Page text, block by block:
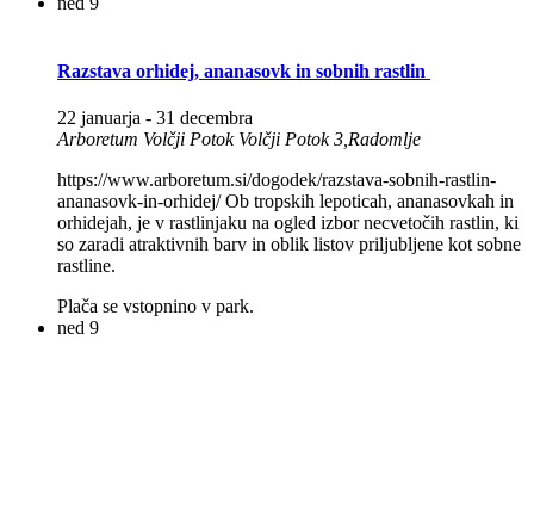
Razstava orhidej, ananasovk in sobnih rastlin
22 januarja - 31 decembra
Arboretum Volčji Potok Volčji Potok 3,Radomlje
https://www.arboretum.si/dogodek/razstava-sobnih-rastlin-
ananasovk-in-orhidej/ Ob tropskih lepoticah, ananasovkah in
orhidejah, je v rastlinjaku na ogled izbor necvetočih rastlin, ki
so zaradi atraktivnih barv in oblik listov priljubljene kot sobne
rastline.
Plača se vstopnino v park.
ned 9